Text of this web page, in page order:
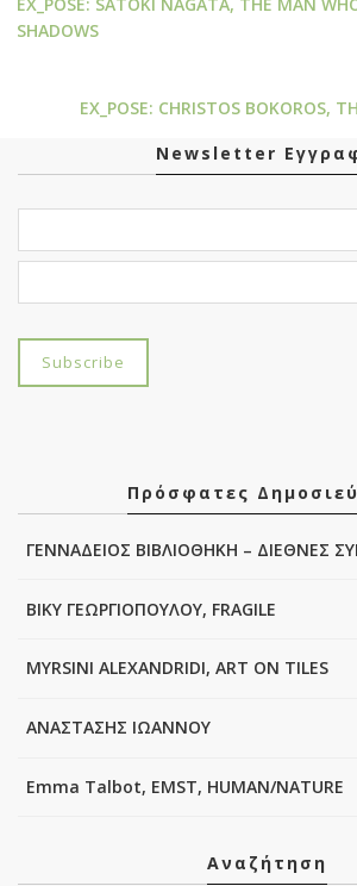
SHADOWS
EX_POSE: CHRISTOS BOKOROS,
Newsletter
Πρόσφατες
ΓΕΝΝΑΔΕΙΟΣ ΒΙΒΛΙΟΘΗΚΗ – ΔΙΕΘΝΕΣ
ΒΙΚΥ ΓΕΩΡΓΙΟΠΟΥΛΟΥ, FRAGILE
MYRSINI ALEXANDRIDI, ART ON TILES
ΑΝΑΣΤΑΣΗΣ ΙΩΑΝΝΟΥ
Emma Talbot, EMST, HUMAN/NATURE
Αναζήτηση